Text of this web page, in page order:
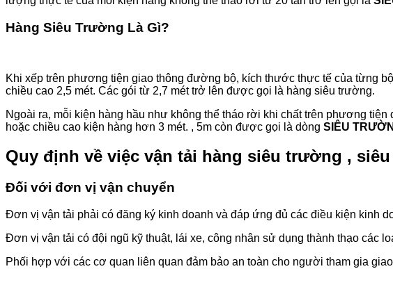
Hàng Siêu Trường Là Gì?
Khi xếp trên phương tiện giao thông đường bộ, kích thước thực tế của từng
chiều cao 2,5 mét. Các gói từ 2,7 mét trở lên được gọi là hàng siêu trường.
Ngoài ra, mỗi kiện hàng hầu như không thể tháo rời khi chất trên phương
hoặc chiều cao kiện hàng hơn 3 mét. , 5m còn được gọi là dòng SIÊU
Quy định về việc vận tải hàng siêu trường ,
Đối với đơn vị vận chuyển
Đơn vị vận tải phải có đăng ký kinh doanh và đáp ứng đủ các điều kiện kinh
Đơn vị vận tải có đội ngũ kỹ thuật, lái xe, công nhân sử dụng thành thạo các
Phối hợp với các cơ quan liên quan đảm bảo an toàn cho người tham gia